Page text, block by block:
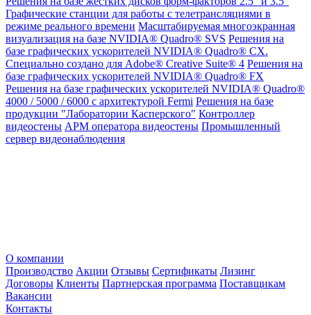
Графические станции для работы с телетрансляциями в
режиме реального времени Масштабируемая многоэкранная
визуализация на базе NVIDIA® Quadro® SVS Решения на
базе графических ускорителей NVIDIA® Quadro® CX.
Специально создано для Adobe® Creative Suite® 4 Решения на
базе графических ускорителей NVIDIA® Quadro® FX
Решения на базе графических ускорителей NVIDIA® Quadro®
4000 / 5000 / 6000 с архитектурой Fermi Решения на базе
продукции "Лаборатории Касперского" Контроллер
видеостены АРМ оператора видеостены Промышленный
сервер видеонаблюдения
О компании
Производство Акции Отзывы Сертификаты Лизинг
Договоры Клиенты Партнерская программа Поставщикам
Вакансии
Контакты